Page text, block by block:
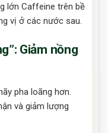
lớn Caffeine trên bề
vị ở các nước sau.
Giảm nồng
pha loãng hơn.
và giảm lượng